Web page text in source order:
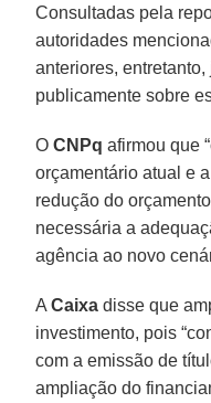
Consultadas pela
autoridades
anteriores,
publicamente sobre
OCNPq afirmou que
orçamentário atual e
redução do
necessária a
agência ao novo
ACaixa disse que
investimento, pois
com a emissão de
ampliação do